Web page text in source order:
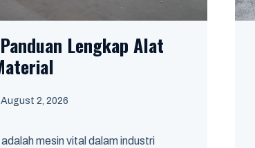
Lengkap Alat
August 2, 2026
mesin vital dalam industri